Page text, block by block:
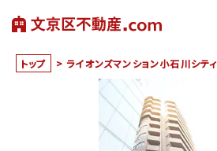
トップ > ライオンズマンション小石川シティ